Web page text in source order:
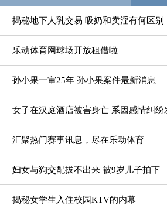
揭秘地下人乳交易 吸奶和卖淫有何区别
乐动体育网球场开放租借啦
孙小果一审25年 孙小果案件最新消息
女子在汉庭酒店被害身亡 系因感情纠纷
汇聚热门赛事讯息，尽在乐动体育
妇女与狗交配拔不出来 被9岁儿子拍下
揭秘女学生入住校园KTV的内幕